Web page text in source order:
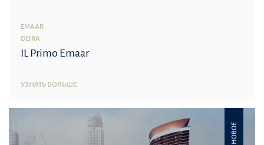
EMAAR
DEIRA
IL Primo Emaar
УЗНАТЬ БОЛЬШЕ
НОВОЕ